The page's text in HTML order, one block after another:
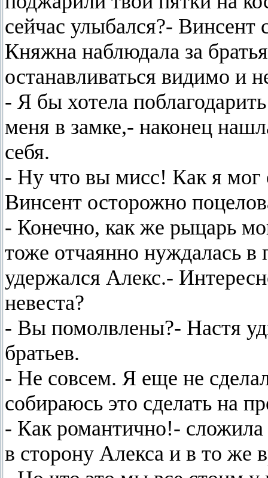
сейчас улыбался?-
Княжна наблюдала за
останавливаться видимо и
- Я бы хотела
меня в замке,- наконец
себя.
- Ну что вы мисс! Как я мог
Винсент осторожно
- Конечно, как же рыцарь
тоже отчаянно нуждалась
удержался Алекс.-
невеста?
- Вы помолвлены?- Настя
братьев.
- Не совсем. Я еще не
собираюсь это сделать на
- Как романтично!- сложила
в сторону Алекса и в то же